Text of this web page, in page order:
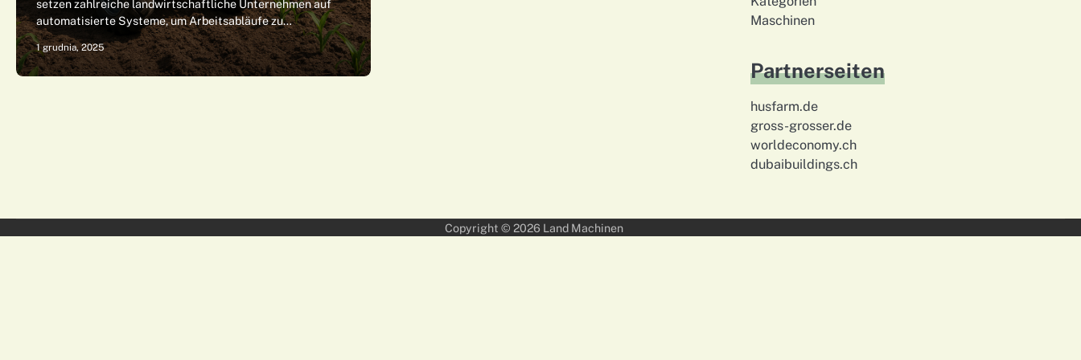
setzen zahlreiche landwirtschaftliche Unternehmen auf
automatisierte Systeme, um Arbeitsabläufe zu…
1 grudnia, 2025
Maschinen
Partnerseiten
husfarm.de
gross-grosser.de
worldeconomy.ch
dubaibuildings.ch
Copyright © 2026 Land Machinen